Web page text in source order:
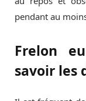
pendant au
Frelon
savoir les